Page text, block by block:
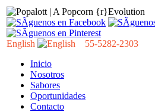
English
55-5282-2303
Inicio
Nosotros
Sabores
Oportunidades
Contacto